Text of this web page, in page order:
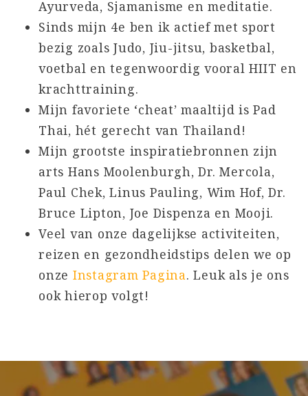
Ayurveda, Sjamanisme en meditatie.
Sinds mijn 4e ben ik actief met sport
bezig zoals Judo, Jiu-jitsu, basketbal,
voetbal en tegenwoordig vooral HIIT en
krachttraining.
Mijn favoriete ‘cheat’ maaltijd is Pad
Thai, hét gerecht van Thailand!
Mijn grootste inspiratiebronnen zijn
arts Hans Moolenburgh, Dr. Mercola,
Paul Chek, Linus Pauling, Wim Hof, Dr.
Bruce Lipton, Joe Dispenza en Mooji.
Veel van onze dagelijkse activiteiten,
reizen en gezondheidstips delen we op
onze Instagram Pagina. Leuk als je ons
ook hierop volgt!